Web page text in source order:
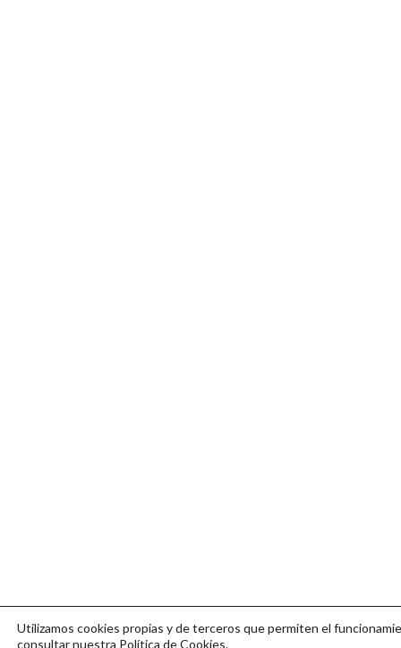
Utilizamos cookies propias y de terceros que permiten el
consultar nuestra Política de Cookies.